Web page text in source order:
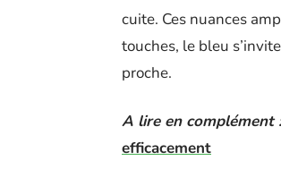
cuite. Ces nuances
touches, le bleu
proche.
A lire en complément :
efficacement